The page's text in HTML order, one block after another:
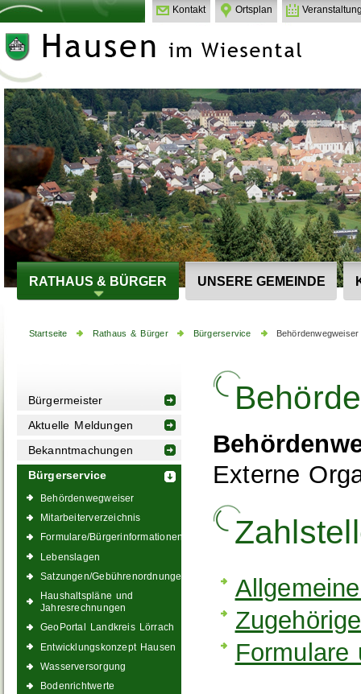
Kontakt Ortsplan
RATHAUS & BÜRGER UNSERE GEMEINDE
Startseite Rathaus & Bürger Bürgerservice
Bürgermeister
Aktuelle Meldungen
Bekanntmachungen
Bürgerservice
Behördenwegweiser
Mitarbeiterverzeichnis
Formulare/Bürgerinformationen
Lebenslagen
Satzungen/Gebührenordnungen
Haushaltspläne und
Jahresrechnungen
GeoPortal Landkreis Lörrach
Entwicklungskonzept Hausen
Wasserversorgung
Bodenrichtwerte
Externe
Formulare